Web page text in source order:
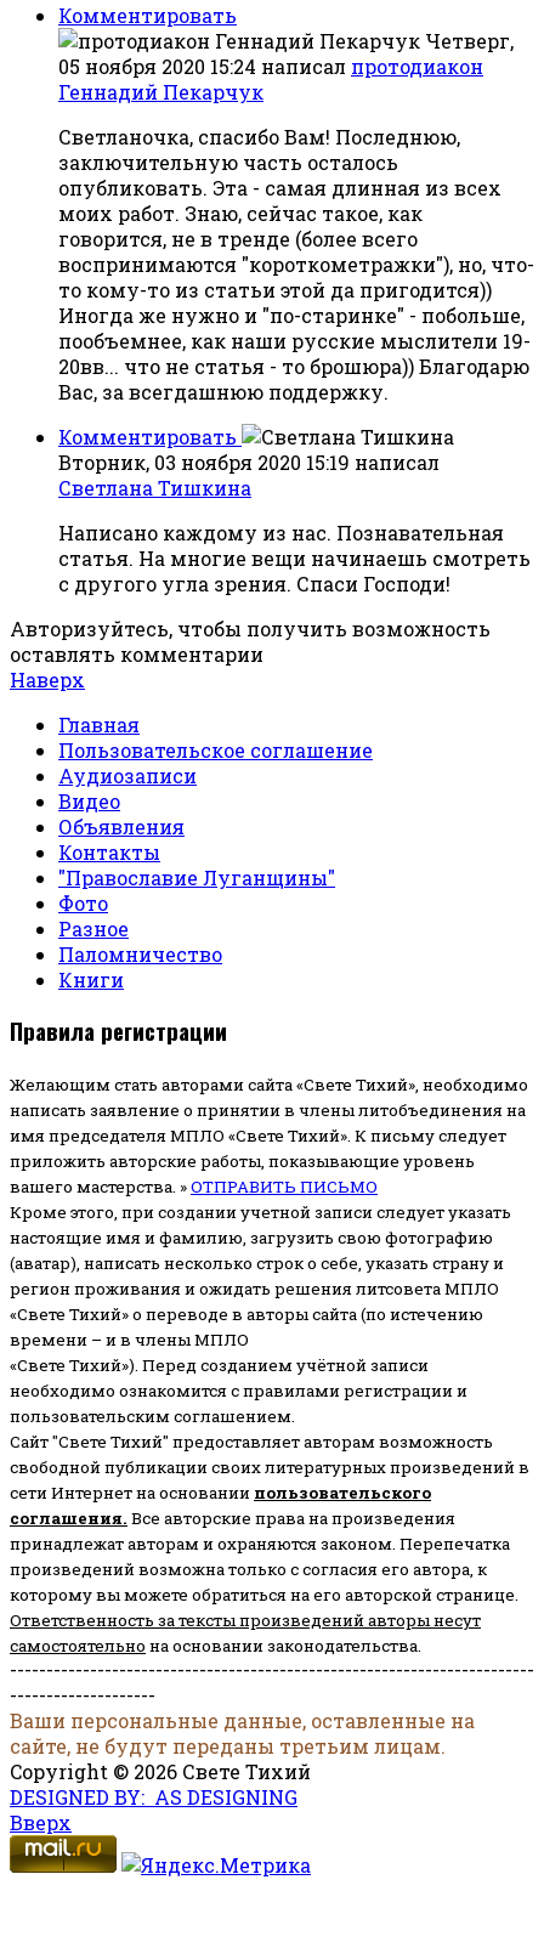
Комментировать
Четверг,
05 ноября 2020 15:24 написал протодиакон
Геннадий Пекарчук
Светланочка, спасибо Вам! Последнюю,
заключительную часть осталось
опубликовать. Эта - самая длинная из всех
моих работ. Знаю, сейчас такое, как
говорится, не в тренде (более всего
воспринимаются "короткометражки"), но, что-
то кому-то из статьи этой да пригодится))
Иногда же нужно и "по-старинке" - побольше,
пообъемнее, как наши русские мыслители 19-
20вв... что не статья - то брошюра)) Благодарю
Вас, за всегдашнюю поддержку.
Комментировать
Вторник, 03 ноября 2020 15:19 написал
Светлана Тишкина
Написано каждому из нас. Познавательная
статья. На многие вещи начинаешь смотреть
с другого угла зрения. Спаси Господи!
Авторизуйтесь, чтобы получить возможность
оставлять комментарии
Наверх
Главная
Пользовательское соглашение
Аудиозаписи
Видео
Объявления
Контакты
"Православие Луганщины"
Фото
Разное
Паломничество
Книги
Правила регистрации
Желающим стать авторами сайта «Свете Тихий», необходимо
написать заявление о принятии в члены литобъединения на
имя председателя МПЛО «Свете Тихий». К письму следует
приложить авторские работы, показывающие уровень
вашего мастерства. »ОТПРАВИТЬ ПИСЬМО
Кроме этого, при создании учетной записи следует указать
настоящие имя и фамилию, загрузить свою фотографию
(аватар), написать несколько строк о себе, указать страну и
регион проживания и ожидать решения литсовета МПЛО
«Свете Тихий» о переводе в авторы сайта (по истечению
времени – и в члены МПЛО
«Свете Тихий»). Перед созданием учётной записи
необходимо ознакомится с правилами регистрации и
пользовательским соглашением.
Сайт "Свете Тихий" предоставляет авторам возможность
свободной публикации своих литературных произведений в
сети Интернет на основании пользовательского
соглашения. Все авторские права на произведения
принадлежат авторам и охраняются законом. Перепечатка
произведений возможна только с согласия его автора, к
которому вы можете обратиться на его авторской странице.
Ответственность за тексты произведений авторы несут
самостоятельно на основании законодательства.
------------------------------------------------------------------------
--------------------
Ваши персональные данные, оставленные на
сайте, не будут переданы третьим лицам.
Copyright © 2026 Свете Тихий
DESIGNED BY: AS DESIGNING
Вверх